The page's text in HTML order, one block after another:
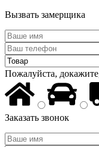
Вызвать замерщика
Пожалуйста,
Заказать звонок